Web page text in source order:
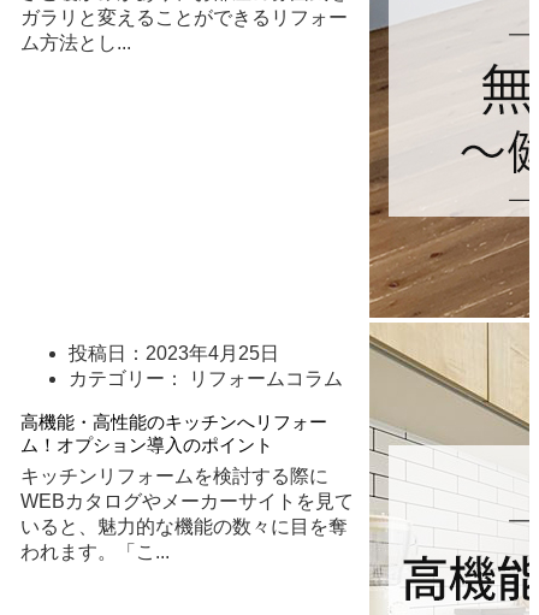
ガラリと変えることができるリフォー
ム方法とし...
投稿日： 2023年4月25日
カテゴリー： リフォームコラム
高機能・高性能のキッチンへリフォー
ム！オプション導入のポイント
キッチンリフォームを検討する際に
WEBカタログやメーカーサイトを見て
いると、魅力的な機能の数々に目を奪
われます。「こ ...